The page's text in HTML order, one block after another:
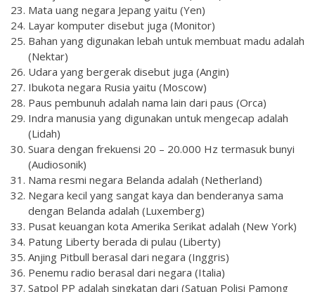
Mata uang negara Jepang yaitu (Yen)
Layar komputer disebut juga (Monitor)
Bahan yang digunakan lebah untuk membuat madu adalah
(Nektar)
Udara yang bergerak disebut juga (Angin)
Ibukota negara Rusia yaitu (Moscow)
Paus pembunuh adalah nama lain dari paus (Orca)
Indra manusia yang digunakan untuk mengecap adalah
(Lidah)
Suara dengan frekuensi 20 – 20.000 Hz termasuk bunyi
(Audiosonik)
Nama resmi negara Belanda adalah (Netherland)
Negara kecil yang sangat kaya dan benderanya sama
dengan Belanda adalah (Luxemberg)
Pusat keuangan kota Amerika Serikat adalah (New York)
Patung Liberty berada di pulau (Liberty)
Anjing Pitbull berasal dari negara (Inggris)
Penemu radio berasal dari negara (Italia)
Satpol PP adalah singkatan dari (Satuan Polisi Pamong